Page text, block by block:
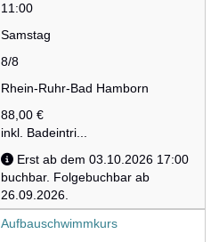
11:00
Samstag
8/8
Rhein-Ruhr-Bad Hamborn
88,00 €
inkl. Badeintri...
Erst ab dem 03.10.2026 17:00
buchbar. Folgebuchbar ab
26.09.2026.
Aufbauschwimmkurs